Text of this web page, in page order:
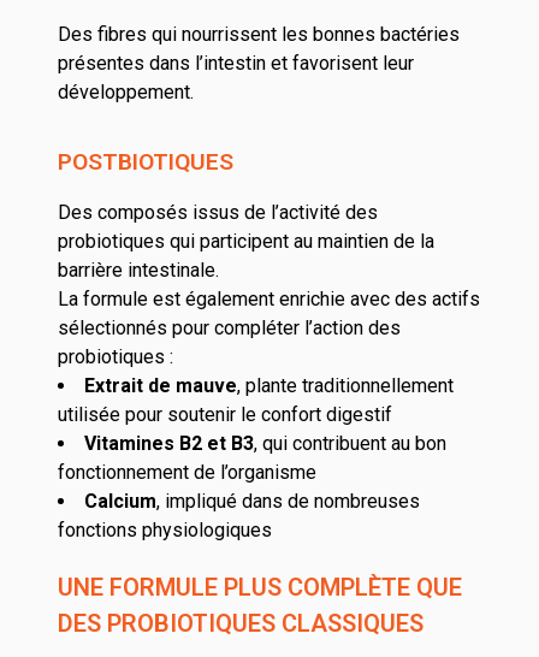
Des fibres qui nourrissent les bonnes bactéries
présentes dans l’intestin et favorisent leur
développement.
POSTBIOTIQUES
Des composés issus de l’activité des
probiotiques qui participent au maintien de la
barrière intestinale.
La formule est également enrichie avec des actifs
sélectionnés pour compléter l’action des
probiotiques :
Extrait de mauve, plante traditionnellement
utilisée pour soutenir le confort digestif
Vitamines B2 et B3, qui contribuent au bon
fonctionnement de l’organisme
Calcium, impliqué dans de nombreuses
fonctions physiologiques
UNE FORMULE PLUS COMPLÈTE QUE
DES PROBIOTIQUES CLASSIQUES